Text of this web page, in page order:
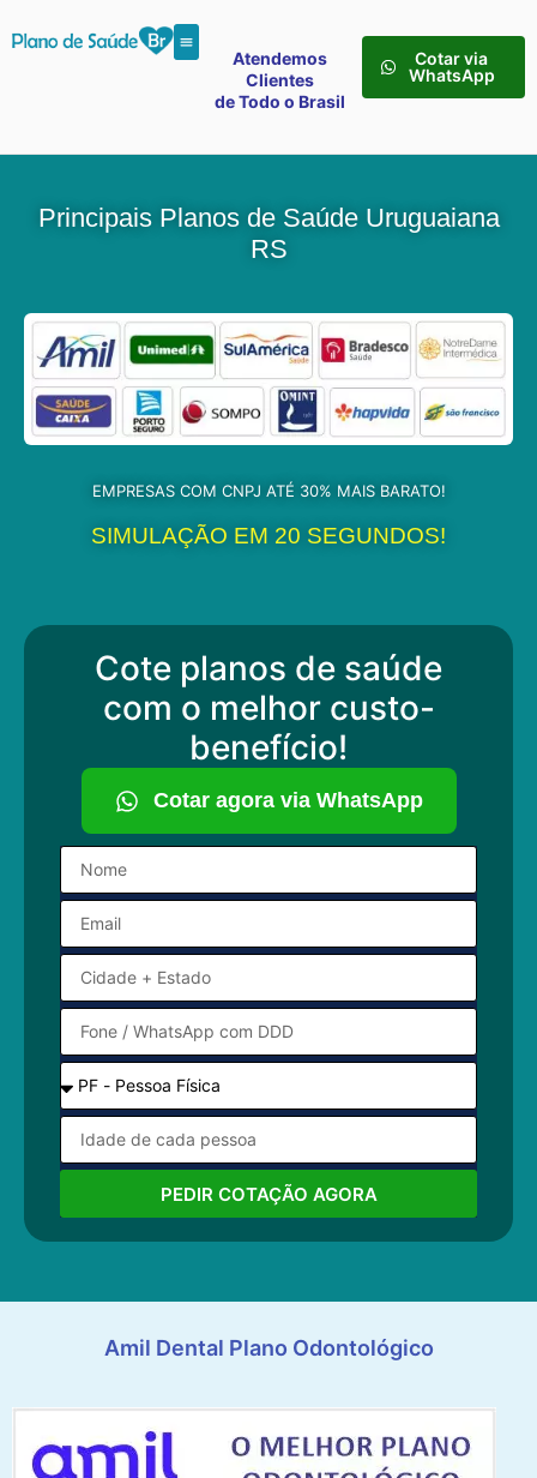
Atendemos
Clientes
de Todo o Brasil
Cotar via
WhatsApp
Principais Planos de Saúde Uruguaiana
RS
EMPRESAS COM CNPJ ATÉ 30% MAIS BARATO!
SIMULAÇÃO EM 20 SEGUNDOS!
Cote planos de saúde
com o melhor custo-
benefício!
Cotar agora via WhatsApp
PEDIR COTAÇÃO AGORA
Amil Dental Plano Odontológico